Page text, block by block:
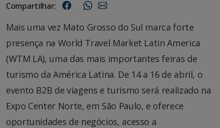
Compartilhar:
Mais uma vez Mato Grosso do Sul marca forte
presença na World Travel Market Latin America
(WTM LA), uma das mais importantes feiras de
turismo da América Latina. De 14 a 16 de abril, o
evento B2B de viagens e turismo será realizado na
Expo Center Norte, em São Paulo, e oferece
oportunidades de negócios, acesso a